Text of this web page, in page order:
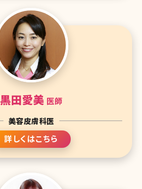
黒田愛美 医師
美容皮膚科医
詳しくはこちら